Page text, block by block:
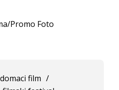
Promo Foto
domaci film /